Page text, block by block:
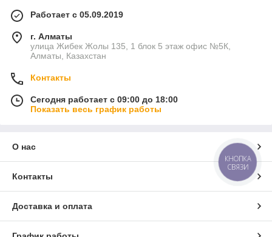
Работает с 05.09.2019
г. Алматы
улица Жибек Жолы 135, 1 блок 5 этаж офис №5К,
Алматы, Казахстан
Контакты
Сегодня работает с 09:00 до 18:00
Показать весь график работы
О нас
Контакты
Доставка и оплата
КНОПКА
СВЯЗИ